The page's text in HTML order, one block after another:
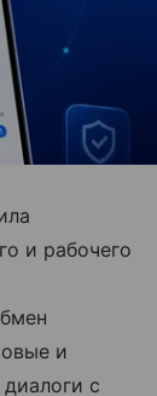
и рабочего
и
с